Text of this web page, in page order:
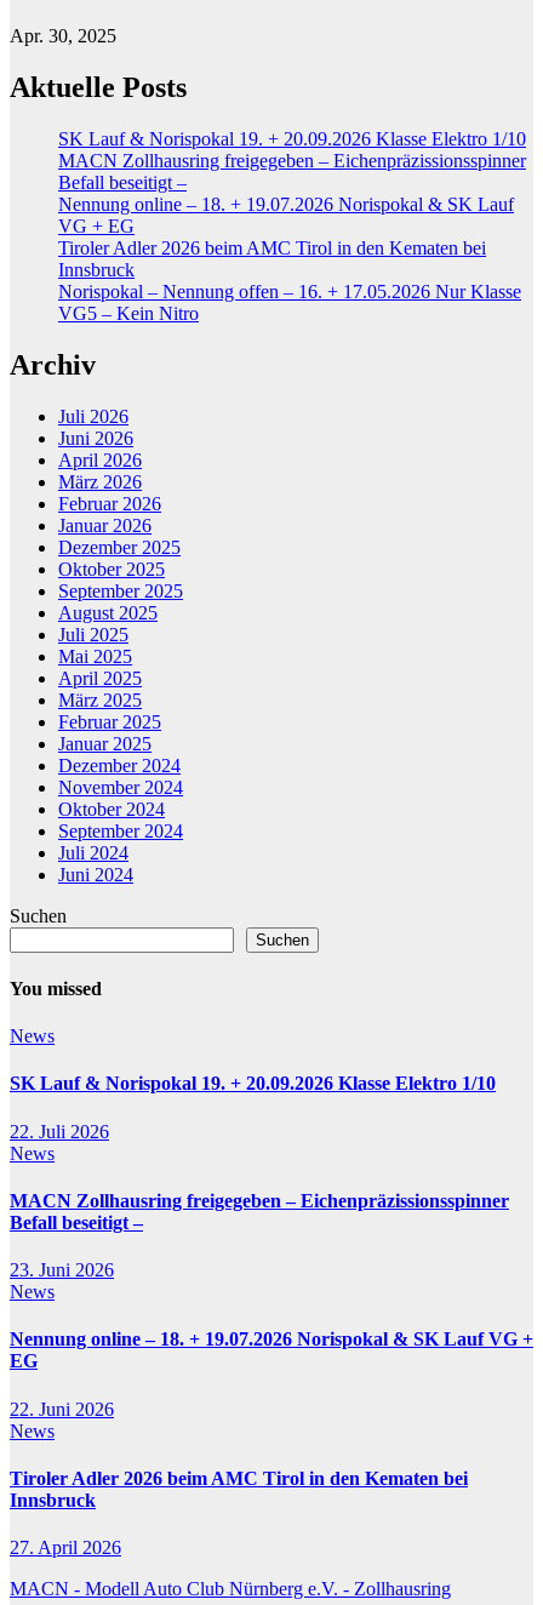
Apr. 30, 2025
Aktuelle Posts
SK Lauf & Norispokal 19. + 20.09.2026 Klasse Elektro 1/10
MACN Zollhausring freigegeben – Eichenpräzissionsspinner
Befall beseitigt –
Nennung online – 18. + 19.07.2026 Norispokal & SK Lauf
VG + EG
Tiroler Adler 2026 beim AMC Tirol in den Kematen bei
Innsbruck
Norispokal – Nennung offen – 16. + 17.05.2026 Nur Klasse
VG5 – Kein Nitro
Archiv
Juli 2026
Juni 2026
April 2026
März 2026
Februar 2026
Januar 2026
Dezember 2025
Oktober 2025
September 2025
August 2025
Juli 2025
Mai 2025
April 2025
März 2025
Februar 2025
Januar 2025
Dezember 2024
November 2024
Oktober 2024
September 2024
Juli 2024
Juni 2024
Suchen
Suchen
You missed
News
SK Lauf & Norispokal 19. + 20.09.2026 Klasse Elektro 1/10
22. Juli 2026
News
MACN Zollhausring freigegeben – Eichenpräzissionsspinner
Befall beseitigt –
23. Juni 2026
News
Nennung online – 18. + 19.07.2026 Norispokal & SK Lauf VG +
EG
22. Juni 2026
News
Tiroler Adler 2026 beim AMC Tirol in den Kematen bei
Innsbruck
27. April 2026
MACN - Modell Auto Club Nürnberg e.V. - Zollhausring